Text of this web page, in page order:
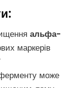
альфа-
маркерів
може